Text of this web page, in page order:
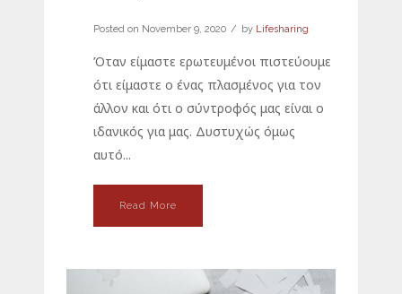
Posted on November 9, 2020 by Lifesharing
Όταν είμαστε ερωτευμένοι πιστεύουμε
ότι είμαστε ο ένας πλασμένος για τον
άλλον και ότι ο σύντροφός μας είναι ο
ιδανικός για μας. Δυστυχώς όμως
αυτό...
Read More